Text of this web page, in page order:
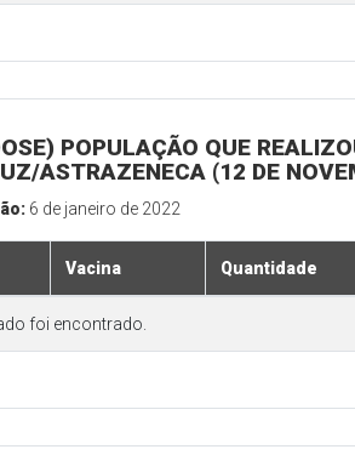
POPULAÇÃO QUE
ASTRAZENECA (12 DE
6 de janeiro de 2022
Vacina Quantidade
foi encontrado.